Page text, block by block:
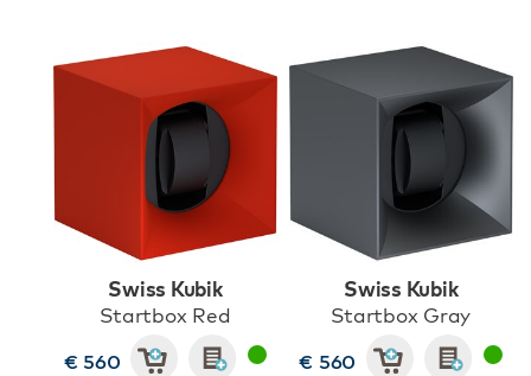
Swiss Kubik
Startbox Red
€ 560
Swiss Kubik
Startbox Gray
€ 560